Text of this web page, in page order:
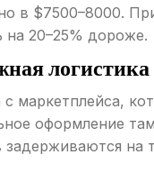
в $7500–8000.
на 20–25% дороже.
логистика
маркетплейса,
оформление
задерживаются